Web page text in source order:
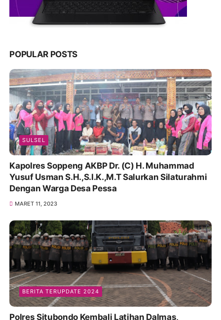
POPULAR POSTS
SULSEL
Kapolres Soppeng AKBP Dr. (C) H. Muhammad
Yusuf Usman S.H.,S.I.K.,M.T Salurkan Silaturahmi
Dengan Warga Desa Pessa
MARET 11, 2023
BERITA TERUPDATE 2024
Polres Situbondo Kembali Latihan Dalmas,